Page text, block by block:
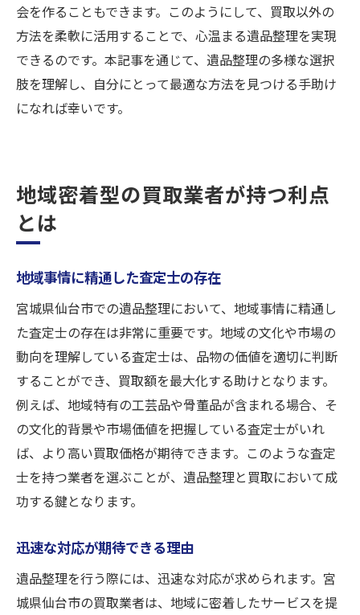
会を作ることもできます。このようにして、買取以外の
方法を柔軟に活用することで、心温まる遺品整理を実現
できるのです。本記事を通じて、遺品整理の多様な選択
肢を理解し、自分にとって最適な方法を見つける手助け
になれば幸いです。
地域密着型の買取業者が持つ利点
とは
地域事情に精通した査定士の存在
宮城県仙台市での遺品整理において、地域事情に精通し
た査定士の存在は非常に重要です。地域の文化や市場の
動向を理解している査定士は、品物の価値を適切に判断
することができ、買取額を最大化する助けとなります。
例えば、地域特有の工芸品や骨董品が含まれる場合、そ
の文化的背景や市場価値を把握している査定士がいれ
ば、より高い買取価格が期待できます。このような査定
士を持つ業者を選ぶことが、遺品整理と買取において成
功する鍵となります。
迅速な対応が期待できる理由
遺品整理を行う際には、迅速な対応が求められます。宮
城県仙台市の買取業者は、地域に密着したサービスを提